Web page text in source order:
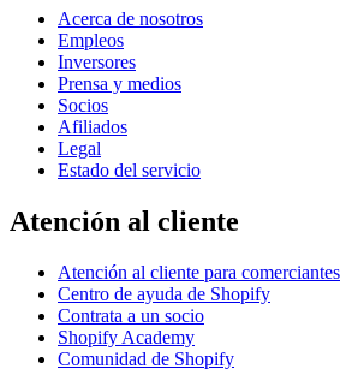
Acerca de nosotros
Empleos
Inversores
Prensa y medios
Socios
Afiliados
Legal
Estado del servicio
Atención al cliente
Atención al cliente para comerciantes
Centro de ayuda de Shopify
Contrata a un socio
Shopify Academy
Comunidad de Shopify